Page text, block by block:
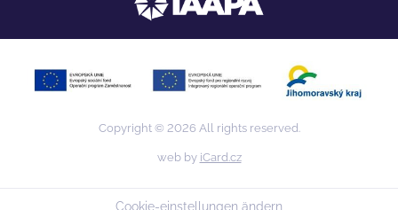
Copyright © 2026 All rights reserved.
web by iCard.cz
Cookie-einstellungen ändern